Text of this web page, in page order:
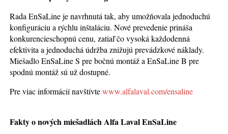
Rada EnSaLine je navrhnutá tak, aby umožňovala jednoduchú
konfiguráciu a rýchlu inštaláciu. Nové prevedenie prináša
konkurencieschopnú cenu, zatiaľ čo vysoká každodenná
efektivita a jednoduchá údržba znižujú prevádzkové náklady.
Miešadlo EnSaLine S pre bočnú montáž a EnSaLine B pre
spodnú montáž sú už dostupné.
Pre viac informácií navštívtewww.alfalaval.com/ensaline
Fakty o nových miešadlách Alfa Laval EnSaLine